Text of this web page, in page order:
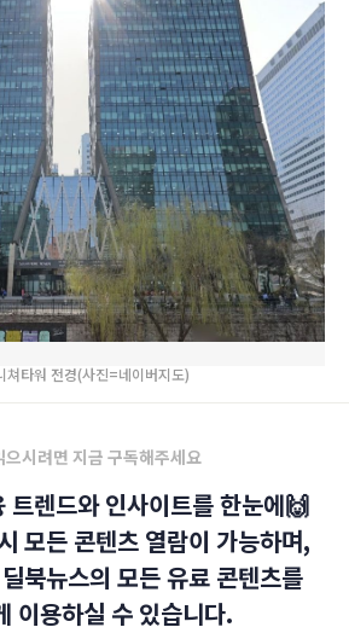
쳐타워 전경(사진=네이버지도)
으시려면 지금 구독해주세요
트렌드와 인사이트를 한눈에🙌
모든 콘텐츠 열람이 가능하며,
북뉴스의 모든 유료 콘텐츠를
이용하실 수 있습니다.